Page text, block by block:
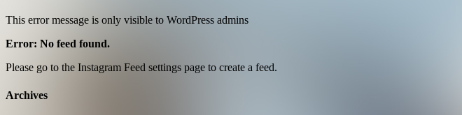
This error message is only visible to WordPress admins
Error: No feed found.
Please go to the Instagram Feed settings page to create a feed.
Archives